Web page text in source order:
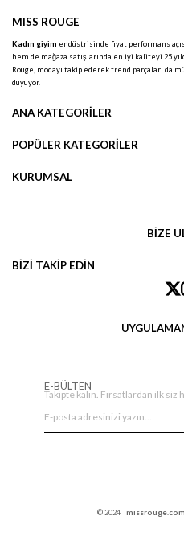
MISS ROUGE
Kadın giyim endüstrisinde fiyat performans
hem de mağaza satışlarında en iyi kaliteyi 25
Rouge, modayı takip ederek trend parçaları
duyuyor.
ANA KATEGORİLER
POPÜLER KATEGORİLER
KURUMSAL
BİZE
BİZİ TAKİP EDİN
E-BÜLTEN
Takipte kalın. Fırsatlardan ilk siz
© 2024 missrouge.com